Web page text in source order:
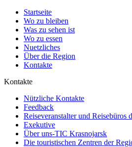
Startseite
Wo zu bleiben
Was zu sehen ist
Wo zu essen
Nuetzliches
Über die Region
Kontakte
Kontakte
Nützliche Kontakte
Feedback
Reiseveranstalter und Reisebüros
Exekutive
Über uns-TIC Krasnojarsk
Die touristischen Zentren der